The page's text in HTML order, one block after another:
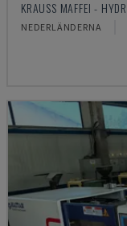
KRAUSS MAFFEI -
NEDERLÄNDERNA